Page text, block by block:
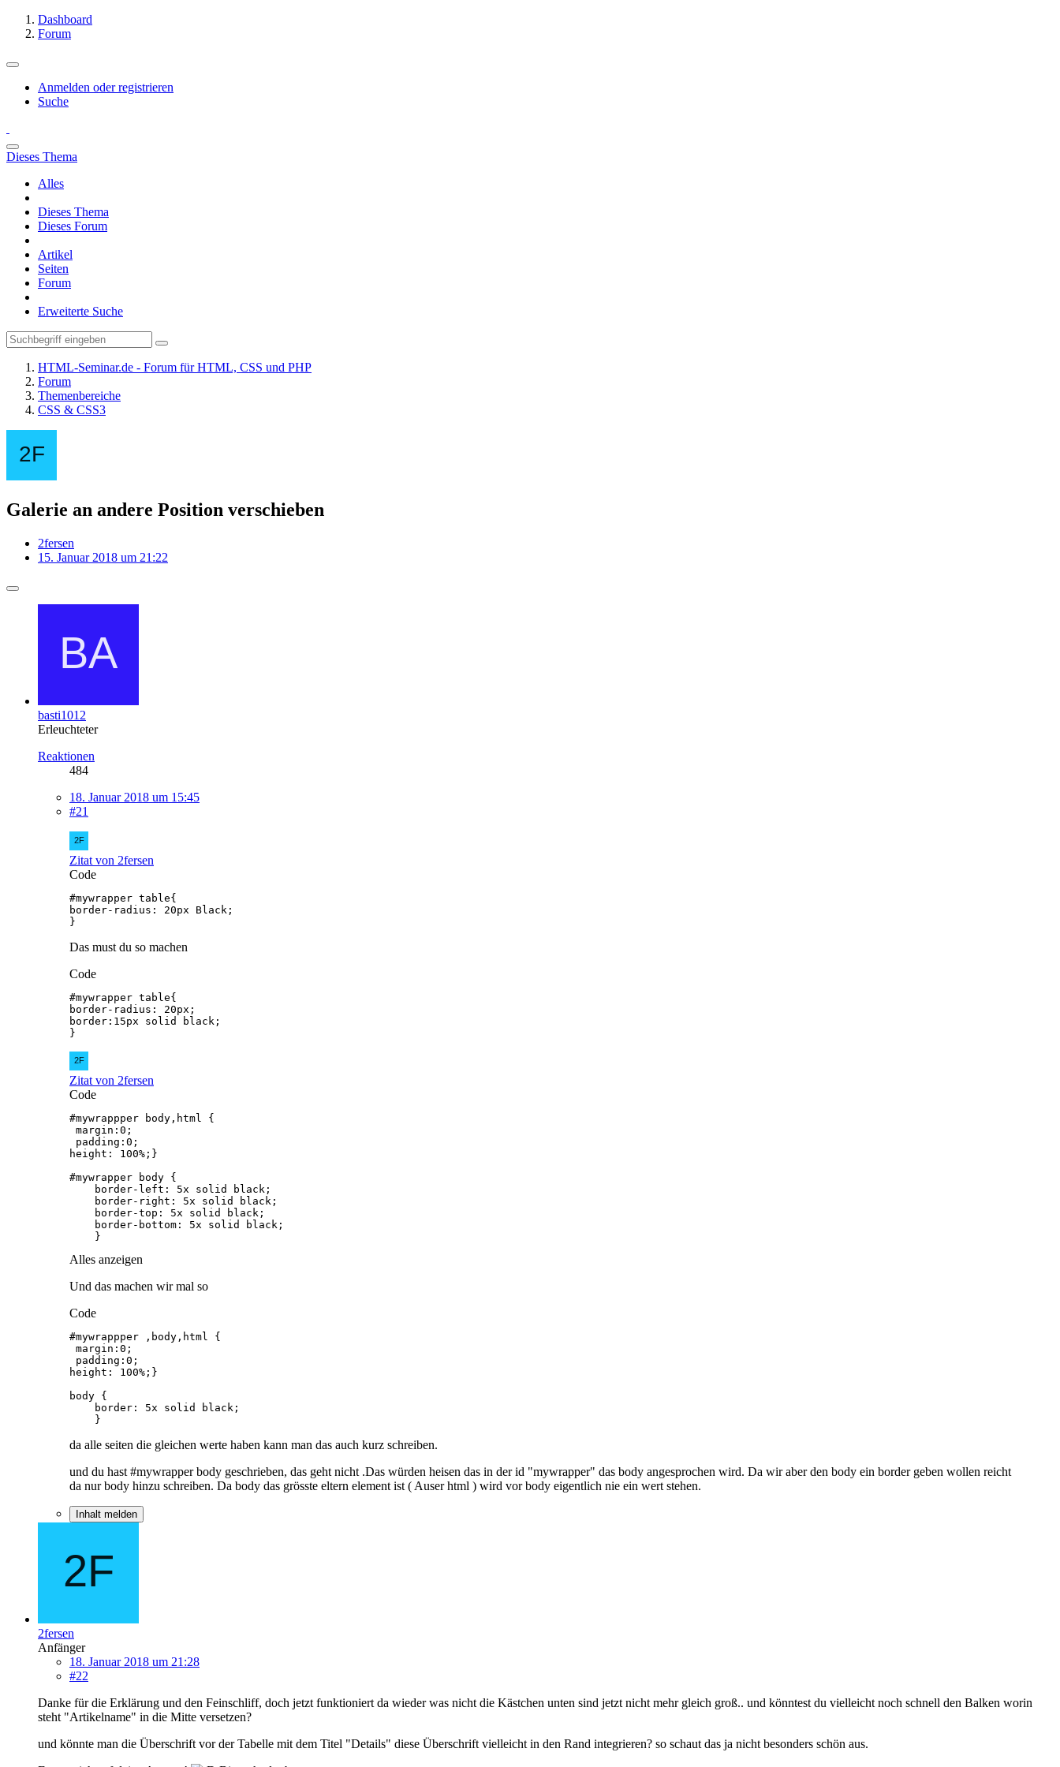
Dashboard
Forum
Anmelden oder registrieren
Suche
Dieses Thema
Alles
Dieses Thema
Dieses Forum
Artikel
Seiten
Forum
Erweiterte Suche
HTML-Seminar.de - Forum für HTML, CSS und PHP
Forum
Themenbereiche
CSS & CSS3
Galerie an andere Position verschieben
2fersen
15. Januar 2018 um 21:22
basti1012
Erleuchteter
Reaktionen
484
18. Januar 2018 um 15:45
#21
Zitat von 2fersen
Code
}
Das must du so machen
Code
}
Zitat von 2fersen
Code
    }
Alles anzeigen
Und das machen wir mal so
Code
    }
da alle seiten die gleichen werte haben kann man das auch kurz schreiben.
und du hast #mywrapper body geschrieben, das geht nicht .Das würden heisen das in der id "mywrapper" das body angesprochen wird. Da wir aber den body ein border geben wollen reicht
da nur body hinzu schreiben. Da body das grösste eltern element ist ( Auser html ) wird vor body eigentlich nie ein wert stehen.
Inhalt melden
2fersen
Anfänger
18. Januar 2018 um 21:28
#22
Danke für die Erklärung und den Feinschliff, doch jetzt funktioniert da wieder was nicht die Kästchen unten sind jetzt nicht mehr gleich groß.. und könntest du vielleicht noch schnell den Balken worin
steht "Artikelname" in die Mitte versetzen?
und könnte man die Überschrift vor der Tabelle mit dem Titel "Details" diese Überschrift vielleicht in den Rand integrieren? so schaut das ja nicht besonders schön aus.